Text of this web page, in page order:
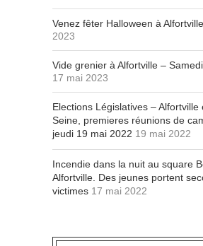
Venez fêter Halloween à Alfortville
2023
Vide grenier à Alfortville –
17 mai 2023
Elections Législatives – Alfortville
Seine, premieres réunions de
jeudi 19 mai 2022 19 mai 2022
Incendie dans la nuit au square
Alfortville. Des jeunes portent
victimes 17 mai 2022